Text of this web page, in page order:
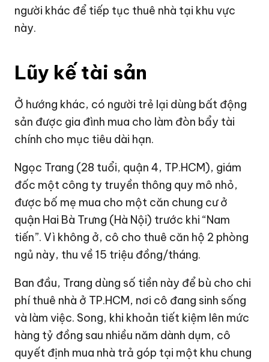
người khác để tiếp tục thuê nhà tại khu vực
này.
Lũy kế tài sản
Ở hướng khác, có người trẻ lại dùng bất động
sản được gia đình mua cho làm đòn bẩy tài
chính cho mục tiêu dài hạn.
Ngọc Trang (28 tuổi, quận 4, TP.HCM), giám
đốc một công ty truyền thông quy mô nhỏ,
được bố mẹ mua cho một căn chung cư ở
quận Hai Bà Trưng (Hà Nội) trước khi “Nam
tiến”. Vì không ở, cô cho thuê căn hộ 2 phòng
ngủ này, thu về 15 triệu đồng/tháng.
Ban đầu, Trang dùng số tiền này để bù cho chi
phí thuê nhà ở TP.HCM, nơi cô đang sinh sống
và làm việc. Song, khi khoản tiết kiệm lên mức
hàng tỷ đồng sau nhiều năm dành dụm, cô
quyết định mua nhà trả góp tại một khu chung